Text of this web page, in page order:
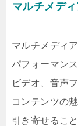
マルチメデ
マルチメディ
パフォーマン
ビデオ、音声
コンテンツの
引き寄せるこ